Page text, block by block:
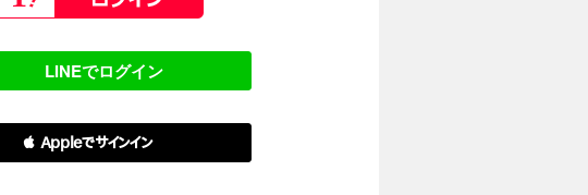
LINEでログイン
 Appleでサインイン